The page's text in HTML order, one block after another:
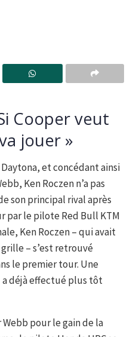
Cooper veut
jouer »
et concédant ainsi
Ken Roczen n’a pas
son principal rival après
par le pilote Red Bull KTM
Ken Roczen – qui avait
– s’est retrouvé
le premier tour. Une
déjà effectué plus tôt
pour le gain de la